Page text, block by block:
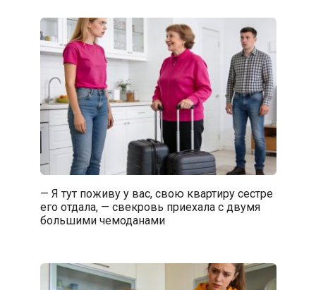
— Я тут поживу у вас, свою квартиру сестре
его отдала, — свекровь приехала с двумя
большими чемоданами